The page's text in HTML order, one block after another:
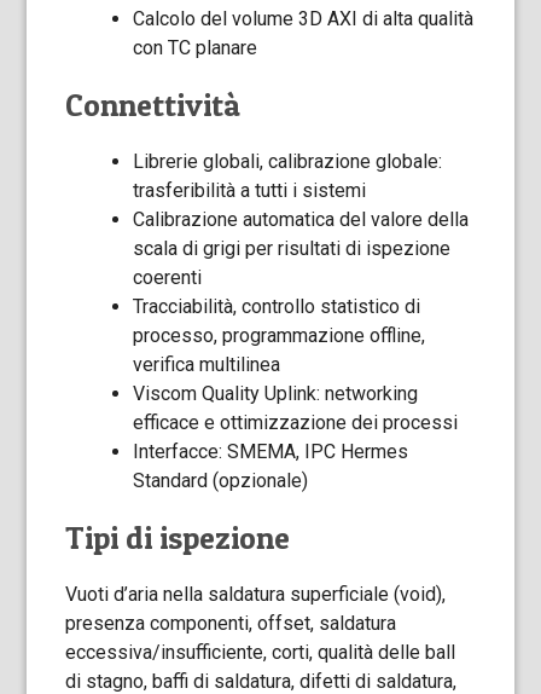
Calcolo del volume 3D AXI di alta qualità
con TC planare
Connettività
Librerie globali, calibrazione globale:
trasferibilità a tutti i sistemi
Calibrazione automatica del valore della
scala di grigi per risultati di ispezione
coerenti
Tracciabilità, controllo statistico di
processo, programmazione offline,
verifica multilinea
Viscom Quality Uplink: networking
efficace e ottimizzazione dei processi
Interfacce: SMEMA, IPC Hermes
Standard (opzionale)
Tipi di ispezione
Vuoti d’aria nella saldatura superficiale (void),
presenza componenti, offset, saldatura
eccessiva/insufficiente, corti, qualità delle ball
di stagno, baffi di saldatura, difetti di saldatura,